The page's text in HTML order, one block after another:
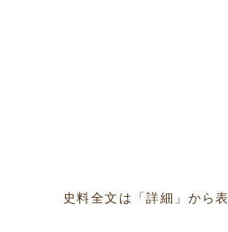
史料全文は「詳細」から